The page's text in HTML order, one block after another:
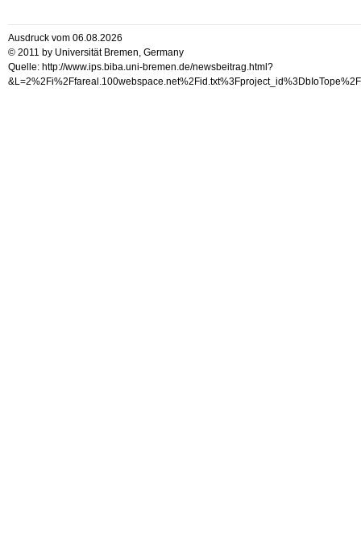
Ausdruck vom 06.08.2026
© 2011 by Universität Bremen, Germany
Quelle: http://www.ips.biba.uni-bremen.de/newsbeitrag.html?